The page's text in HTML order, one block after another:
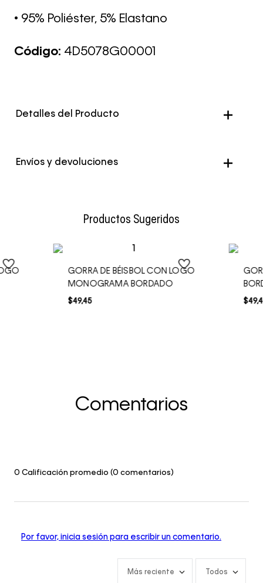
• 95% Poliéster, 5% Elastano
Código: 4D5078G00001
Detalles del Producto
Color Negro
Envíos y devoluciones
Productos Sugeridos
GORRA DE BÉISBOL CON LOGO
MONOGRAMA BORDADO
$49,45 $49,
Comentarios
0 Calificación promedio (0 comentarios)
Por favor, inicia sesión para escribir un comentario.
Más reciente Todos